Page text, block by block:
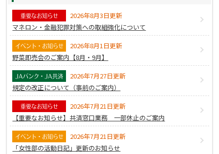
重要なお知らせ
2026年8月3日更新
マネロン・金融犯罪対策への取組強化について
イベント・お知らせ
2026年8月1日更新
野菜即売会のご案内【8月・9月】
JAバンク・JA共済
2026年7月27日更新
規定の改正について（事前のご案内）
重要なお知らせ
2026年7月21日更新
【重要なお知らせ】共済窓口業務 一部休止のご案内
イベント・お知らせ
2026年7月21日更新
「女性部の活動日記」更新のお知らせ